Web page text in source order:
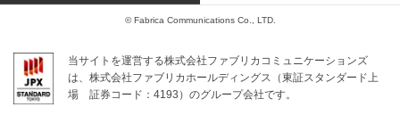
© Fabrica Communications Co., LTD.
当サイトを運営する株式会社ファブリカコミュニケーションズ
は、株式会社ファブリカホールディングス（東証スタンダード上
場
証券コード：4193）のグループ会社です。